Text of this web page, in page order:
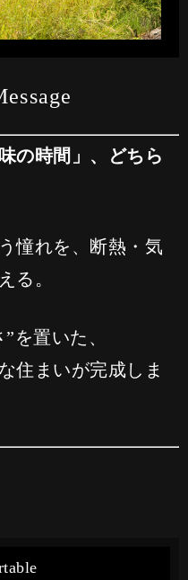
の時間」、どちら
憧れを、断熱・気
る。
を置いた、
住まいが完成しま